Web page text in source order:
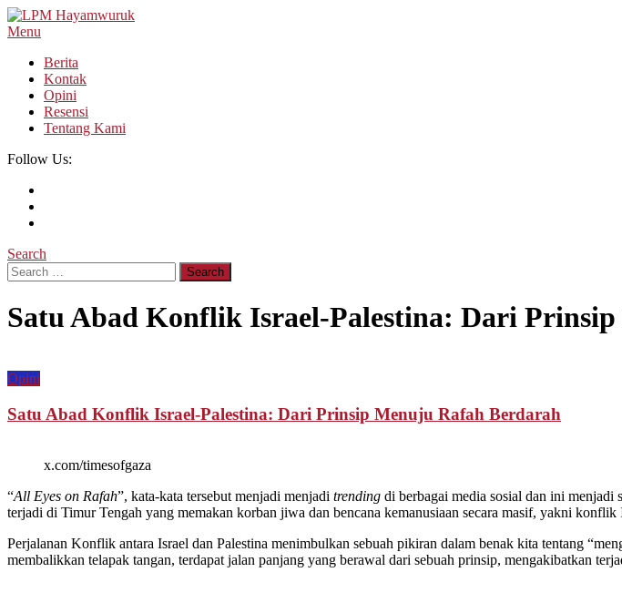
Skip
To
Menu
Berita
Kontak
Opini
Resensi
Tentang Kami
Follow Us:
Search
Search
for:
Satu Abad Konflik Israel-Palestina: Dari
Opini
Satu Abad Konflik Israel-Palestina: Dari Prinsip Menuju Rafah Berdarah
x.com/timesofgaza
“All Eyes on Rafah”, kata-kata tersebut menjadi menjadi trending di berbagai media sosial dan ini menjadi
terjadi di Timur Tengah yang memakan korban jiwa dan bencana kemanusiaan secara masif, yakni konflik
Perjalanan Konflik antara Israel dan Palestina menimbulkan sebuah pikiran dalam benak kita tentang
membalikkan telapak tangan, terdapat jalan panjang yang berawal dari sebuah prinsip, mengakibatkan